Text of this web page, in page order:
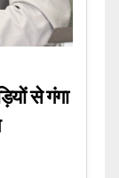
से गंगा